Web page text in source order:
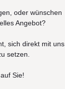
oder wünschen
Angebot?
sich direkt mit uns
setzen.
Sie!